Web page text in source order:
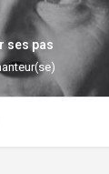
ses pas